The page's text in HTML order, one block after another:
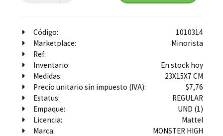
Código:
1010314
Marketplace:
Minorista
Ref:
Inventario:
En stock hoy
Medidas:
23X15X7 CM
Precio unitario sin impuesto (IVA):
$7,76
Estatus:
REGULAR
Empaque:
UND (1)
Licencia:
Mattel
Marca:
MONSTER HIGH